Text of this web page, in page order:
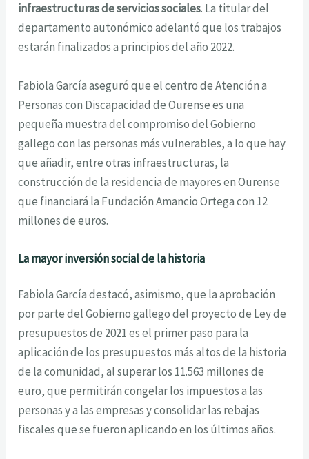
infraestructuras de servicios sociales. La titular del
departamento autonómico adelantó que los trabajos
estarán finalizados a principios del año 2022.
Fabiola García aseguró que el centro de Atención a
Personas con Discapacidad de Ourense es una
pequeña muestra del compromiso del Gobierno
gallego con las personas más vulnerables, a lo que hay
que añadir, entre otras infraestructuras, la
construcción de la residencia de mayores en Ourense
que financiará la Fundación Amancio Ortega con 12
millones de euros.
La mayor inversión social de la historia
Fabiola García destacó, asimismo, que la aprobación
por parte del Gobierno gallego del proyecto de Ley de
presupuestos de 2021 es el primer paso para la
aplicación de los presupuestos más altos de la historia
de la comunidad, al superar los 11.563 millones de
euro, que permitirán congelar los impuestos a las
personas y a las empresas y consolidar las rebajas
fiscales que se fueron aplicando en los últimos años.